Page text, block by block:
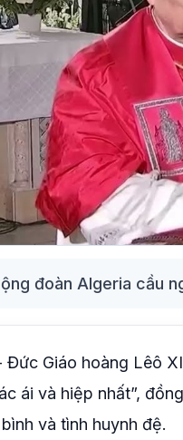
đoàn Algeria cầu
Đức Giáo hoàng Lêô
ái và hiệp nhất”,
và tình huynh đệ.